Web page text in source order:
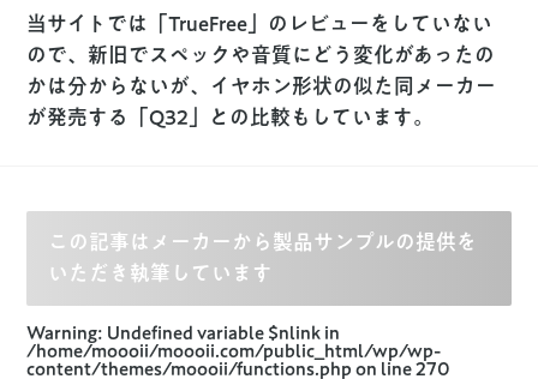
当サイトでは「TrueFree」のレビューをしていない
ので、新旧でスペックや音質にどう変化があったの
かは分からないが、イヤホン形状の似た同メーカー
が発売する「Q32」との比較もしています。
この記事はメーカーから製品サンプルの提供を
いただき執筆しています
Warning: Undefined variable $nlink in
/home/moooii/moooii.com/public_html/wp/wp-
content/themes/moooii/functions.php on line270